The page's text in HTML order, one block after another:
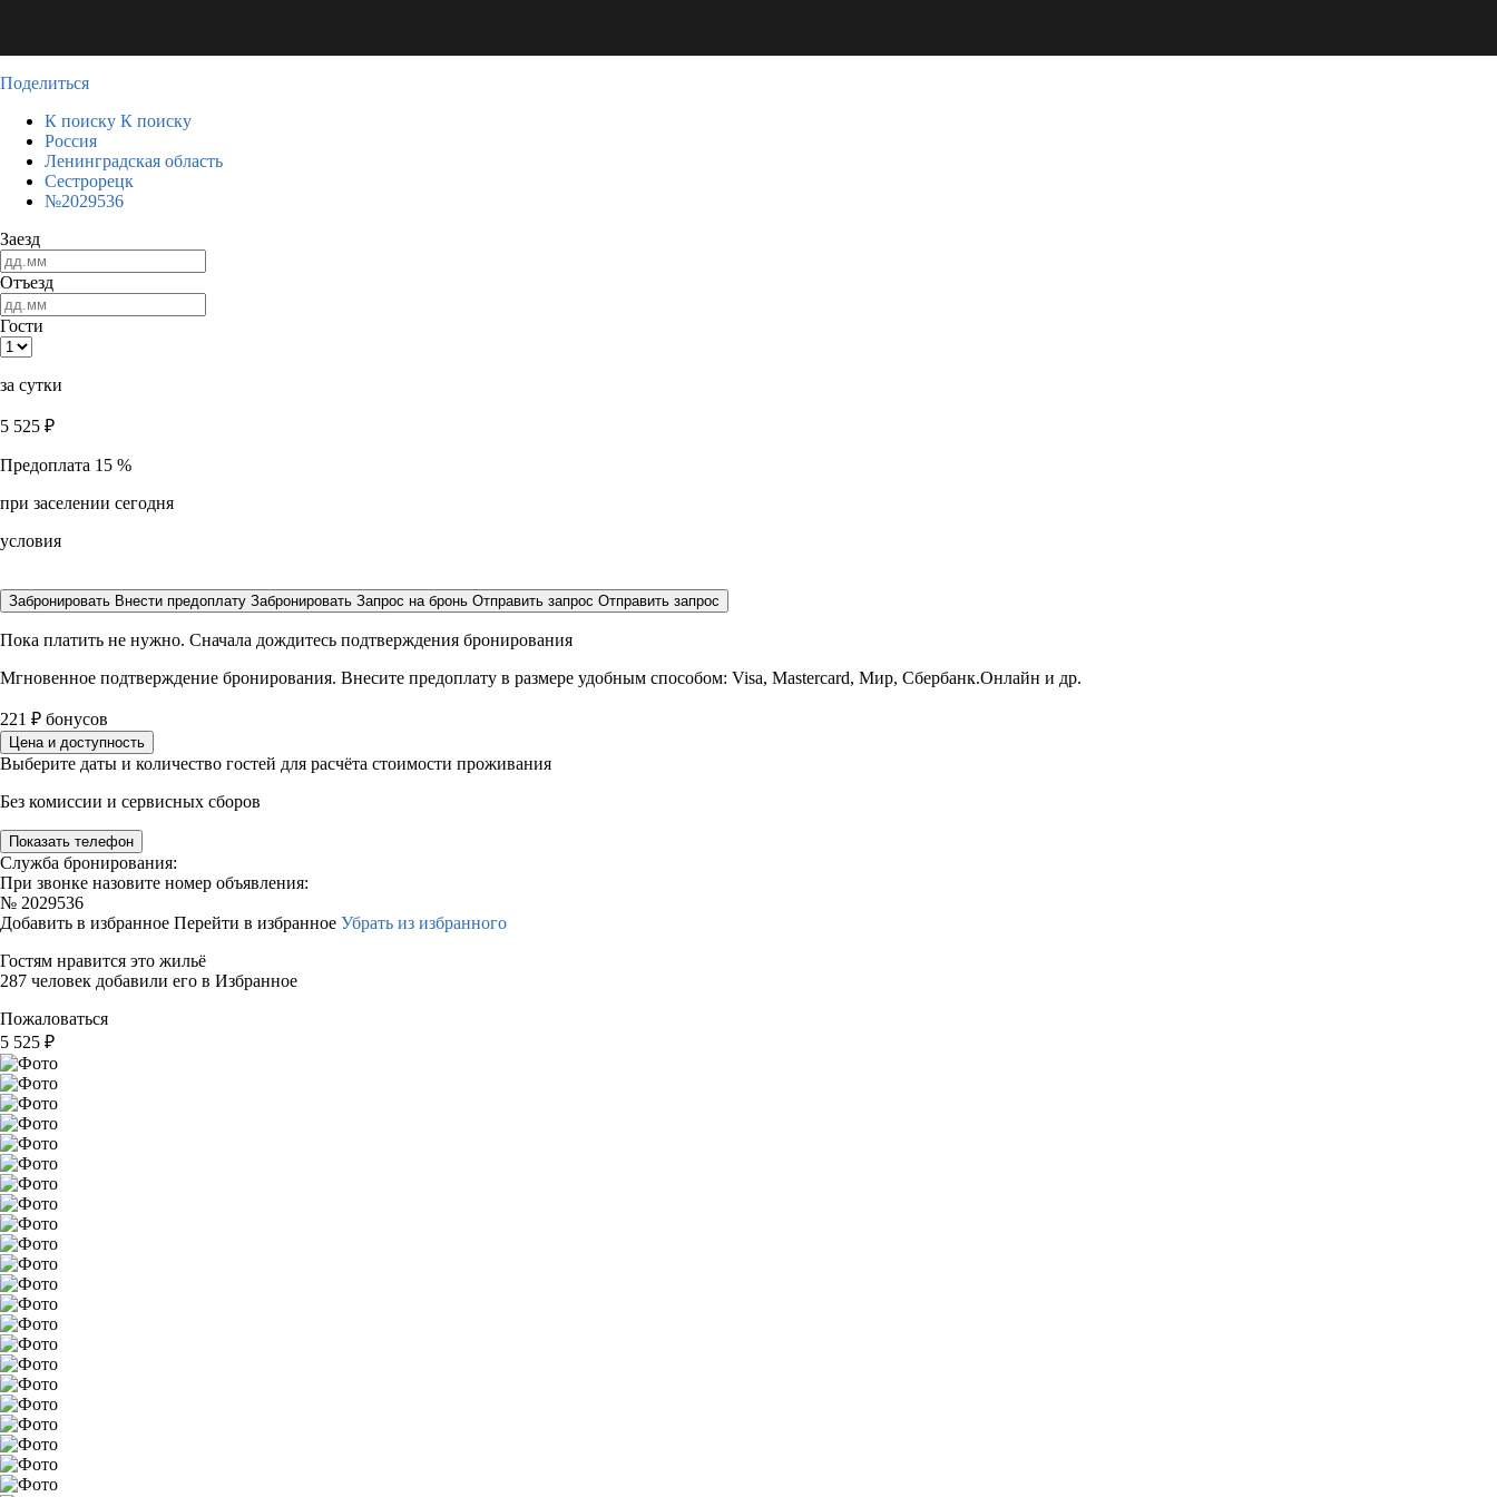
Поделиться
К поиску К поиску
Россия
Ленинградская область
Сестрорецк
№2029536
Заезд
Отъезд
Гости
за сутки
5 525 ₽
Предоплата 15 %
при заселении сегодня
условия
Забронировать Внести предоплату Забронировать Запрос на бронь Отправить запрос Отправить запрос
Пока платить не нужно. Сначала дождитесь подтверждения бронирования
Мгновенное подтверждение бронирования. Внесите предоплату в размере удобным способом: Visa, Mastercard, Мир, Сбербанк.Онлайн и др.
221 ₽ бонусов
Цена и доступность
Выберите даты и количество гостей для расчёта стоимости проживания
Без комиссии и сервисных сборов
Показать телефон
Служба бронирования:
При звонке назовите номер объявления:
№ 2029536
Добавить в избранное Перейти в избранное Убрать из избранного
Гостям нравится это жильё
287 человек добавили его в Избранное
Пожаловаться
5 525 ₽